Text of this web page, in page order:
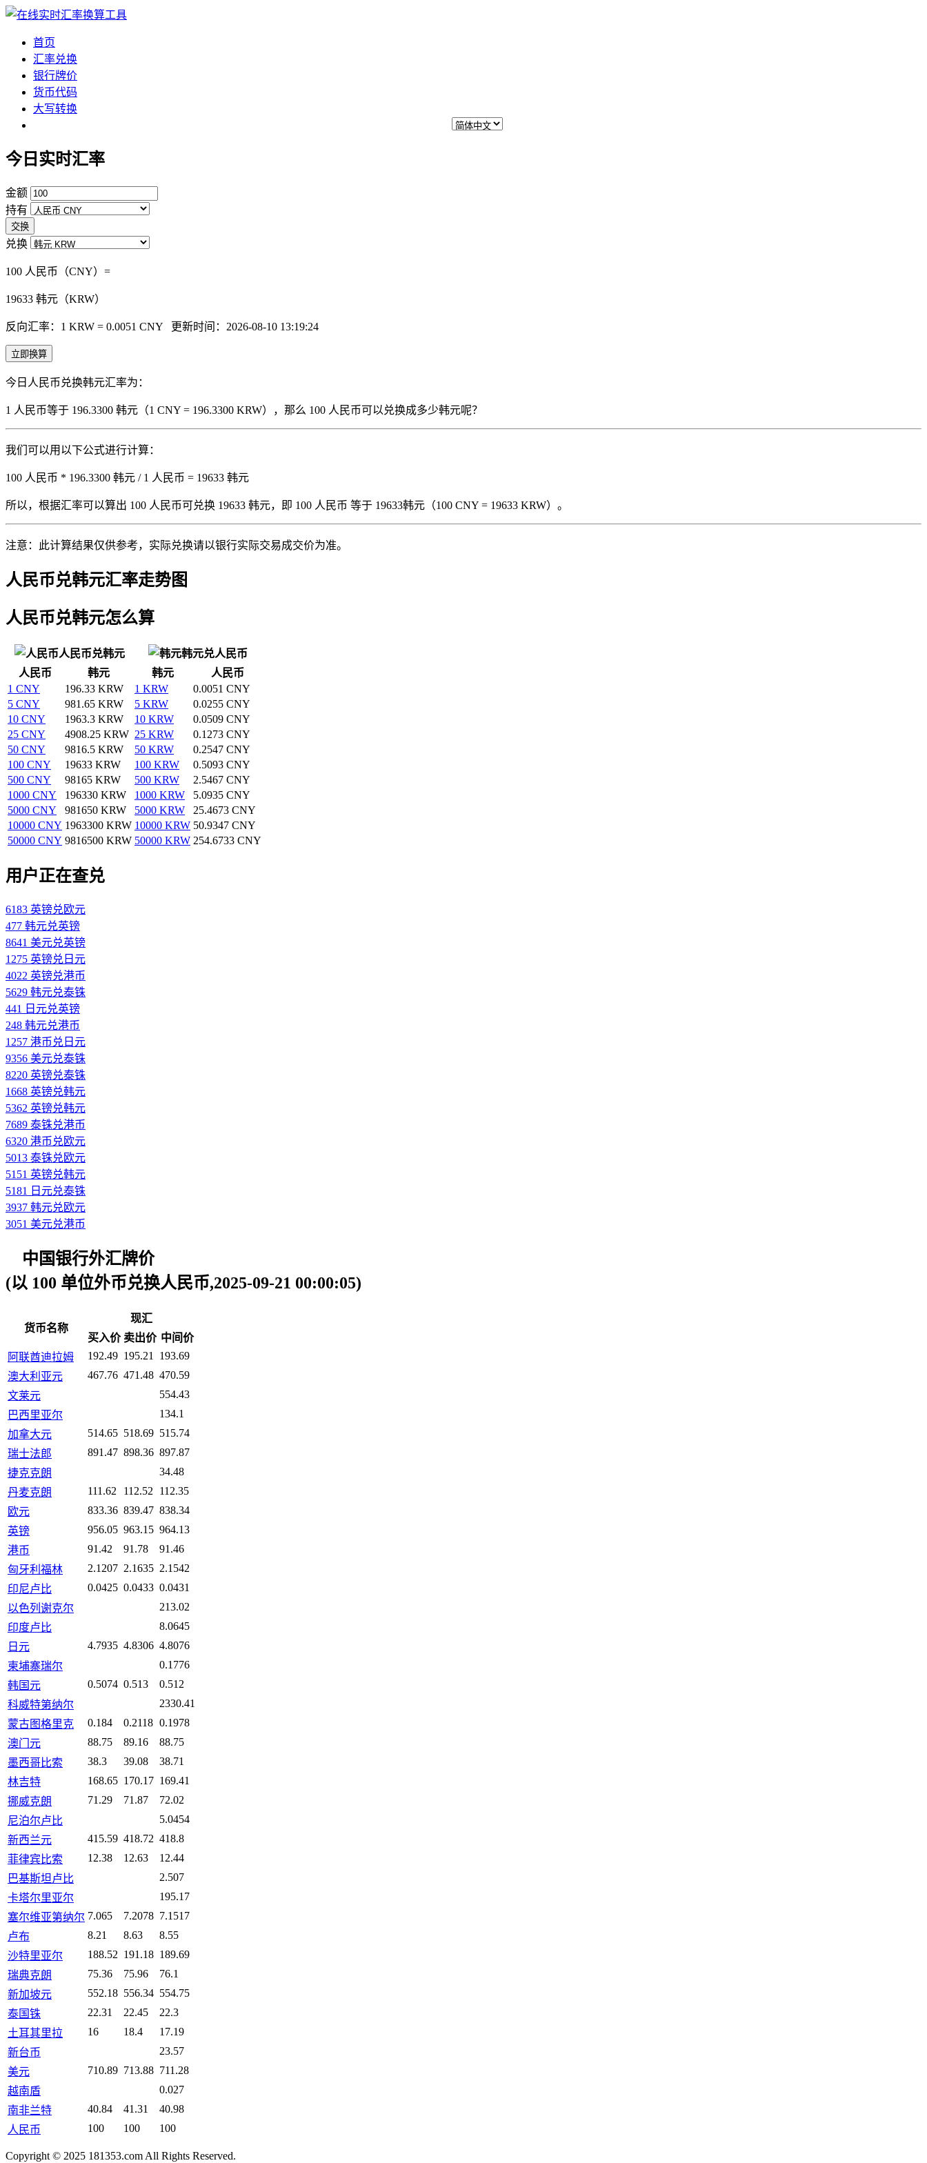
首页
汇率兑换
银行牌价
货币代码
大写转换
今日实时汇率
金额
持有
交换
兑换
100 人民币（CNY）=
19633 韩元（KRW）
反向汇率：1 KRW = 0.0051 CNY 更新时间：2026-08-10 13:19:24
立即换算
今日人民币兑换韩元汇率为：
1 人民币等于 196.3300 韩元（1 CNY = 196.3300 KRW），那么 100 人民币可以兑换成多少韩元呢？
我们可以用以下公式进行计算：
100 人民币 * 196.3300 韩元 / 1 人民币 = 19633 韩元
所以，根据汇率可以算出 100 人民币可兑换 19633 韩元，即 100 人民币 等于 19633韩元（100 CNY = 19633 KRW）。
注意：此计算结果仅供参考，实际兑换请以银行实际交易成交价为准。
人民币兑韩元汇率走势图
人民币兑韩元怎么算
人民币兑韩元
韩元兑人民币
人民币
韩元 韩元
人民币
1 CNY
196.33 KRW 1 KRW
0.0051 CNY
5 CNY
981.65 KRW 5 KRW
0.0255 CNY
10 CNY
1963.3 KRW 10 KRW
0.0509 CNY
25 CNY
4908.25 KRW 25 KRW
0.1273 CNY
50 CNY
9816.5 KRW 50 KRW
0.2547 CNY
100 CNY
19633 KRW 100 KRW
0.5093 CNY
500 CNY
98165 KRW 500 KRW
2.5467 CNY
1000 CNY
196330 KRW 1000 KRW
5.0935 CNY
5000 CNY
981650 KRW 5000 KRW
25.4673 CNY
10000 CNY 1963300 KRW 10000 KRW 50.9347 CNY
50000 CNY 9816500 KRW 50000 KRW 254.6733 CNY
用户正在查兑
6183 英镑兑欧元
477 韩元兑英镑
8641 美元兑英镑
1275 英镑兑日元
4022 英镑兑港币
5629 韩元兑泰铢
441 日元兑英镑
248 韩元兑港币
1257 港币兑日元
9356 美元兑泰铢
8220 英镑兑泰铢
1668 英镑兑韩元
5362 英镑兑韩元
7689 泰铢兑港币
6320 港币兑欧元
5013 泰铢兑欧元
5151 英镑兑韩元
5181 日元兑泰铢
3937 韩元兑欧元
3051 美元兑港币
中国银行外汇牌价
(以 100 单位外币兑换人民币,2025-09-21 00:00:05)
货币名称
现汇
买入价 卖出价 中间价
阿联酋迪拉姆
192.49 195.21
193.69
澳大利亚元
467.76 471.48 470.59
文莱元
554.43
巴西里亚尔
134.1
加拿大元
514.65 518.69 515.74
瑞士法郎
891.47 898.36 897.87
捷克克朗
34.48
丹麦克朗
111.62 112.52
112.35
欧元
833.36 839.47 838.34
英镑
956.05 963.15 964.13
港币
91.42 91.78
91.46
匈牙利福林
2.1207 2.1635 2.1542
印尼卢比
0.0425 0.0433 0.0431
以色列谢克尔
213.02
印度卢比
8.0645
日元
4.7935 4.8306 4.8076
柬埔寨瑞尔
0.1776
韩国元
0.5074 0.513
0.512
科威特第纳尔
2330.41
蒙古图格里克
0.184 0.2118 0.1978
澳门元
88.75 89.16
88.75
墨西哥比索
38.3 39.08
38.71
林吉特
168.65 170.17 169.41
挪威克朗
71.29 71.87
72.02
尼泊尔卢比
5.0454
新西兰元
415.59 418.72 418.8
菲律宾比索
12.38 12.63
12.44
巴基斯坦卢比
2.507
卡塔尔里亚尔
195.17
塞尔维亚第纳尔 7.065 7.2078 7.1517
卢布
8.21 8.63
8.55
沙特里亚尔
188.52 191.18 189.69
瑞典克朗
75.36 75.96
76.1
新加坡元
552.18 556.34 554.75
泰国铢
22.31 22.45
22.3
土耳其里拉
16 18.4
17.19
新台币
23.57
美元
710.89 713.88 711.28
越南盾
0.027
南非兰特
40.84 41.31
40.98
人民币
100 100 100
Copyright © 2025 181353.com All Rights Reserved.